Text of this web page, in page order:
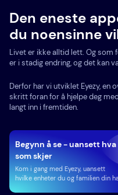
Den eneste
du noensinne
Livet er ikke alltid lett. Og som
er i stadig endring, og det kan
Derfor har vi utviklet Eyezy, en
skritt foran for å hjelpe deg
langt inn i fremtiden.
Begynn å se - uansett hva
som skjer
Kom i gang med Eyezy, uansett
hvilke enheter du og familien din